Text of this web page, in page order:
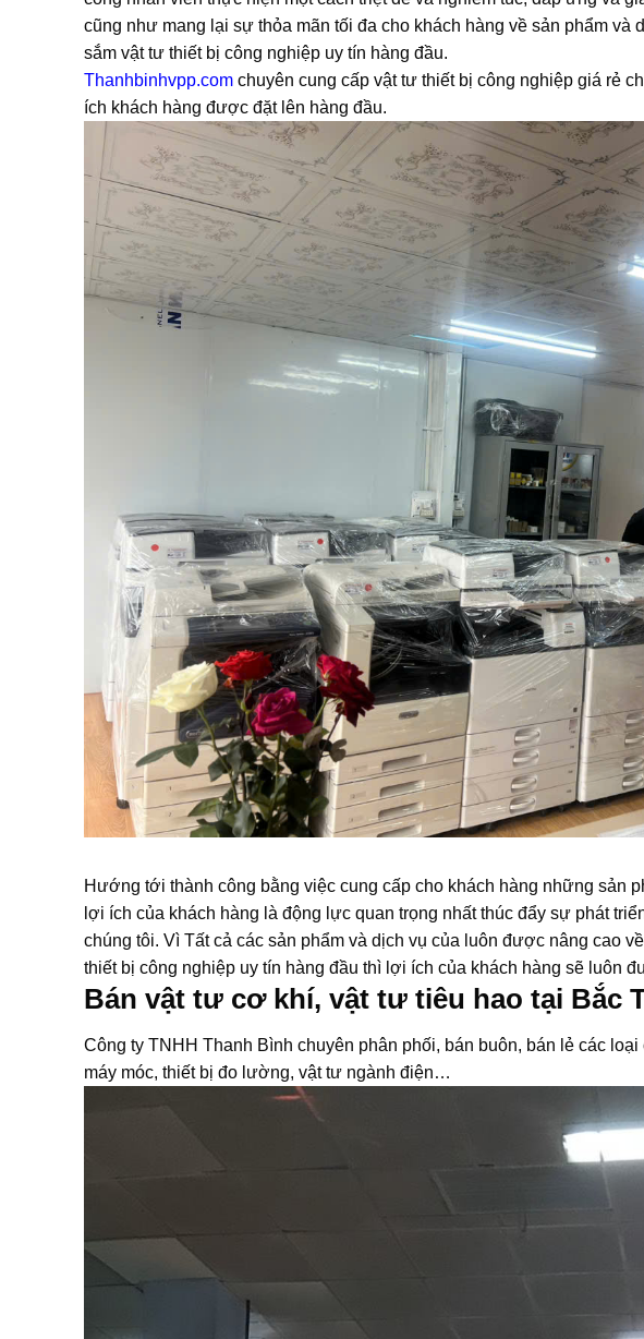
cũng như mang lại sự thỏa mãn tối đa cho khách hàng về sản phẩm và
sắm vật tư thiết bị công nghiệp uy tín hàng đầu.
Thanhbinhvpp.com chuyên cung cấp vật tư thiết bị công nghiệp giá rẻ
ích khách hàng được đặt lên hàng đầu.
Hướng tới thành công bằng việc cung cấp cho khách hàng những sản
lợi ích của khách hàng là động lực quan trọng nhất thúc đẩy sự phát
chúng tôi. Vì Tất cả các sản phẩm và dịch vụ của luôn được nâng cao
thiết bị công nghiệp uy tín hàng đầu thì lợi ích của khách hàng sẽ luôn
Bán vật tư cơ khí, vật tư tiêu hao tại Bắc
Công ty TNHH Thanh Bình chuyên phân phối, bán buôn, bán lẻ các
máy móc, thiết bị đo lường, vật tư ngành điện…